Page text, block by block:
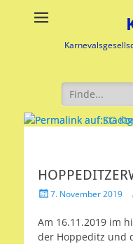
Suche
nach:
am:
nach
Jaegers
am:
nach
Jaegers
Veröffentlicht
7. November 2019
Am 16.11.2019 im
der Hoppeditz und